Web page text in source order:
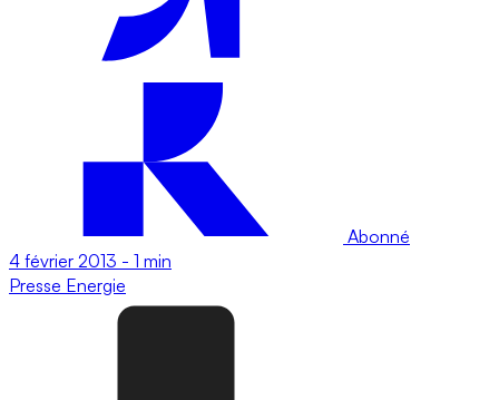
Abonné
4 février 2013 - 1 min
Presse Energie